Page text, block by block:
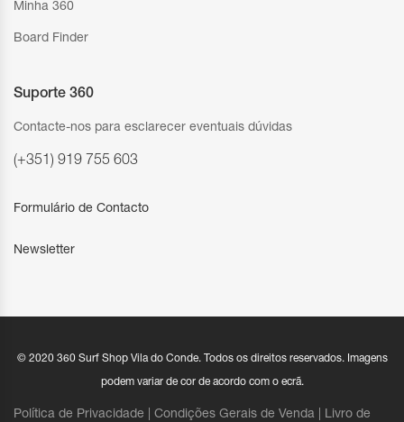
Minha 360
Board Finder
Suporte 360
Contacte-nos para esclarecer eventuais dúvidas
(+351) 919 755 603
Formulário de Contacto
Newsletter
© 2020 360 Surf Shop Vila do Conde. Todos os direitos reservados. Imagens
podem variar de cor de acordo com o ecrã.
Política de Privacidade | Condições Gerais de Venda Livro de